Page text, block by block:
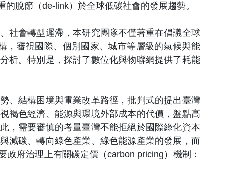
脫節（de-link）於全球低碳社會的發展趨勢。
會轉型遲滯，本研究團隊不僅著重在倡議全球
，審視國際、個別國家、城市等層級的氣候與能
析。特別是，探討了數位化與物聯網提供了耗能
結構困境與電業改革路徑，批判式的提出臺灣
褐色經濟、能源與環境外部成本的代價，盤點高
，需要審慎的考量臺灣不能拒絕於國際綠化資本
減碳、轉向綠色產業、綠色能源產業的發展，而
府治理上有關碳定價（carbon pricing）機制：